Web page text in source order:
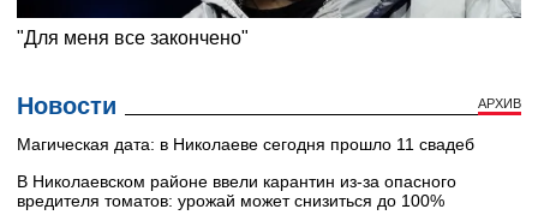
Новости АРХИВ
Магическая дата: в Николаеве сегодня прошло 11 свадеб
В Николаевском районе ввели карантин из-за опасного
вредителя томатов: урожай может снизиться до 100%